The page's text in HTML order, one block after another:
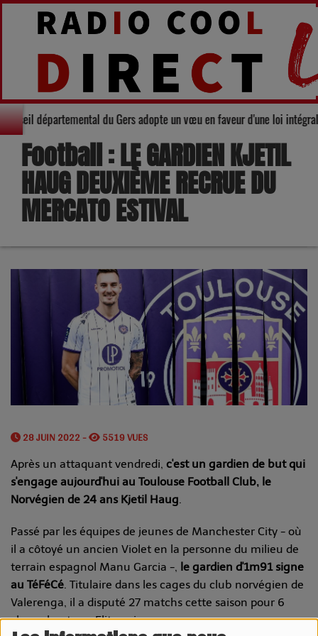
Conseil départemental du Gers adopte un vœu en faveur d'une loi
Football : LE GARDIEN KJETIL
HAUG DEUXIÈME RECRUE DU
MERCATO ESTIVAL
28 JUIN 2022 - 5519 VUES
Après un attaquant vendredi, c'est un gardien de but qui
s'engage aujourd'hui au Toulouse Football Club, le
Norvégien de 24 ans Kjetil Haug
Passé par les équipes de jeunes de Manchester City - où
il a côtoyé un ancien Violet en la personne du milieu de
terrain espagnol Manu Garcia -, le gardien d'1m91 signe
au TéFéCé . Titulaire dans les cages du club norvégien de
Valerenga, il a disputé 27 matchs cette saison pour 6
clean sheets en Eliteserien.